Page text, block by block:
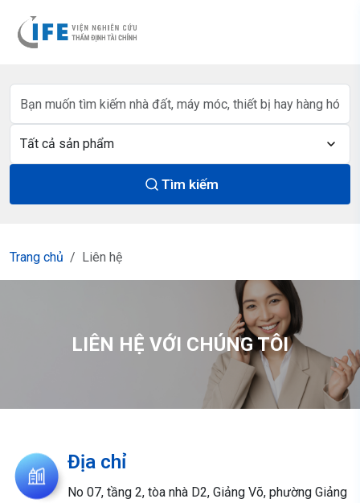
Tìm kiếm
Trang chủ Liên hệ
LIÊN HỆ VỚI CHÚNG TÔI
Địa chỉ
No 07, tầng 2, tòa nhà D2, Giảng Võ, phường Giảng